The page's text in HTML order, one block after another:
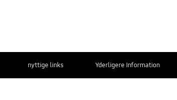
nyttige links Yderligere Information